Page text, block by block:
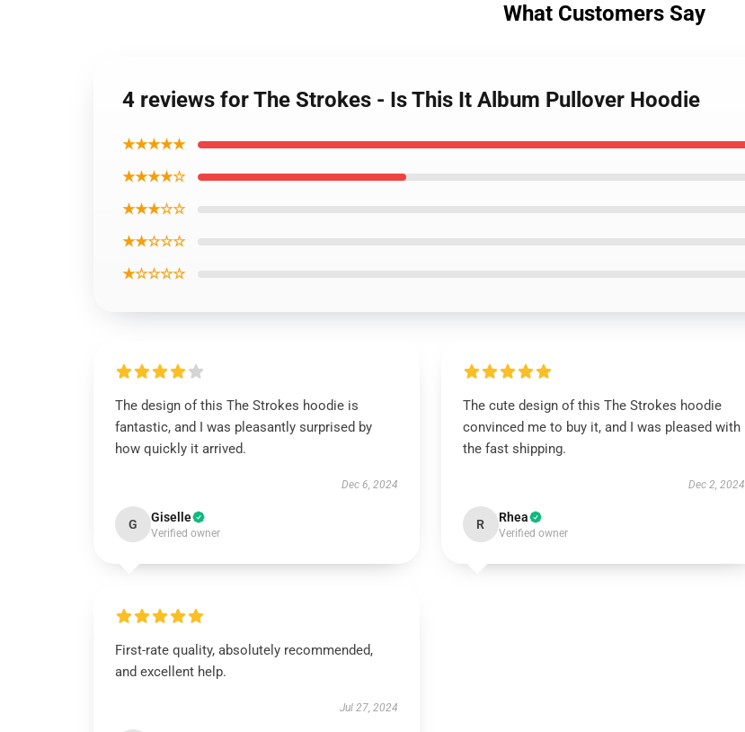
What Customers Say
4 reviews for The Strokes - Is This It Album Pullover Hoodie
★★★★★
★★★★☆
★★★☆☆
★★☆☆☆
★☆☆☆☆
The design of this The Strokes hoodie is
fantastic, and I was pleasantly surprised by
how quickly it arrived.
Dec 6, 2024
G Giselle
Verified owner
The cute design of this The Strokes hoodie
convinced me to buy it, and I was pleased with
the fast shipping.
Dec 2, 2024
R Rhea
Verified owner
First-rate quality, absolutely recommended,
and excellent help.
Jul 27, 2024